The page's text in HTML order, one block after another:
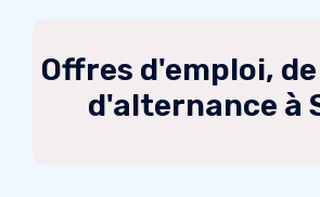
Offres d'emploi,
d'alternance à